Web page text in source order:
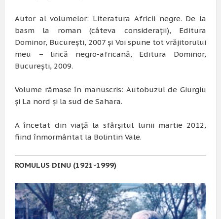
Autor al volumelor: Literatura Africii negre. De la
basm la roman (câteva consideraţii), Editura
Dominor, Bucureşti, 2007 şi Voi spune tot vrăjitorului
meu – lirică negro-africană, Editura Dominor,
Bucureşti, 2009.
Volume rămase în manuscris: Autobuzul de Giurgiu
şi La nord şi la sud de Sahara.
A încetat din viaţă la sfârşitul lunii martie 2012,
fiind înmormântat la Bolintin Vale.
ROMULUS DINU (1921-1999)